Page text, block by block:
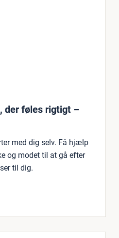
der føles rigtigt –
med dig selv. Få hjælp
og modet til at gå efter
til dig.